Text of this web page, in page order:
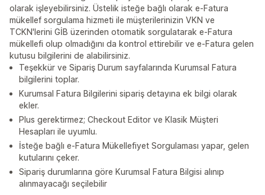
olarak işleyebilirsiniz. Üstelik isteğe bağlı olarak e-Fatura
mükellef sorgulama hizmeti ile müşterilerinizin VKN ve
TCKN'lerini GİB üzerinden otomatik sorgulatarak e-Fatura
mükellefi olup olmadığını da kontrol ettirebilir ve e-Fatura gelen
kutusu bilgilerini de alabilirsiniz.
Teşekkür ve Sipariş Durum sayfalarında Kurumsal Fatura
bilgilerini toplar.
Kurumsal Fatura Bilgilerini sipariş detayına ek bilgi olarak
ekler.
Plus gerektirmez; Checkout Editor ve Klasik Müşteri
Hesapları ile uyumlu.
İsteğe bağlı e-Fatura Mükellefiyet Sorgulaması yapar, gelen
kutularını çeker.
Sipariş durumlarına göre Kurumsal Fatura Bilgisi alınıp
alınmayacağı seçilebilir